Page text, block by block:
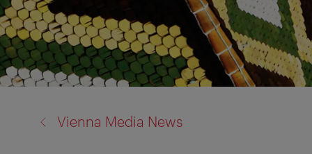
Vienna Media News